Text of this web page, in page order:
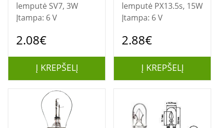
lemputė SV7, 3W
Įtampa: 6 V
2.08€
Į KREPŠELĮ
lemputė PX13.5s, 15W
Įtampa: 6 V
2.88€
Į KREPŠELĮ